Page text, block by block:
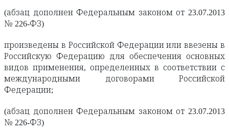
(абзац дополнен Федеральным законом от 23.07.2013
№ 226-ФЗ)
произведены в Российской Федерации или ввезены в
Российскую Федерацию для обеспечения основных
видов применения, определенных в соответствии с
международными договорами Российской
Федерации;
(абзац дополнен Федеральным законом от 23.07.2013
№ 226-ФЗ)